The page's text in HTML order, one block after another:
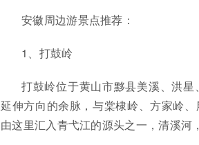
安徽周边游景点推荐：
1、打鼓岭
打鼓岭位于黄山市黟县美溪、洪
延伸方向的余脉，与棠棣岭、方家岭
由这里汇入青弋江的源头之一，清溪河